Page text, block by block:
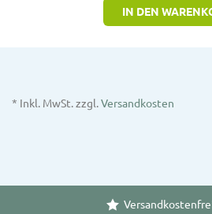
IN DEN
* Inkl. MwSt. zzgl.Versandkosten